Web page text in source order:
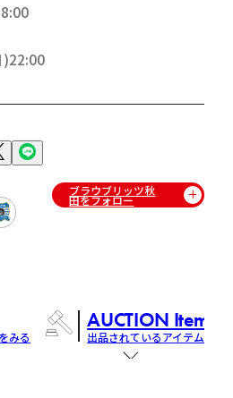
ブラウブリッツ秋
田をフォロー
みる
AUCTION Items
出品されているアイテム